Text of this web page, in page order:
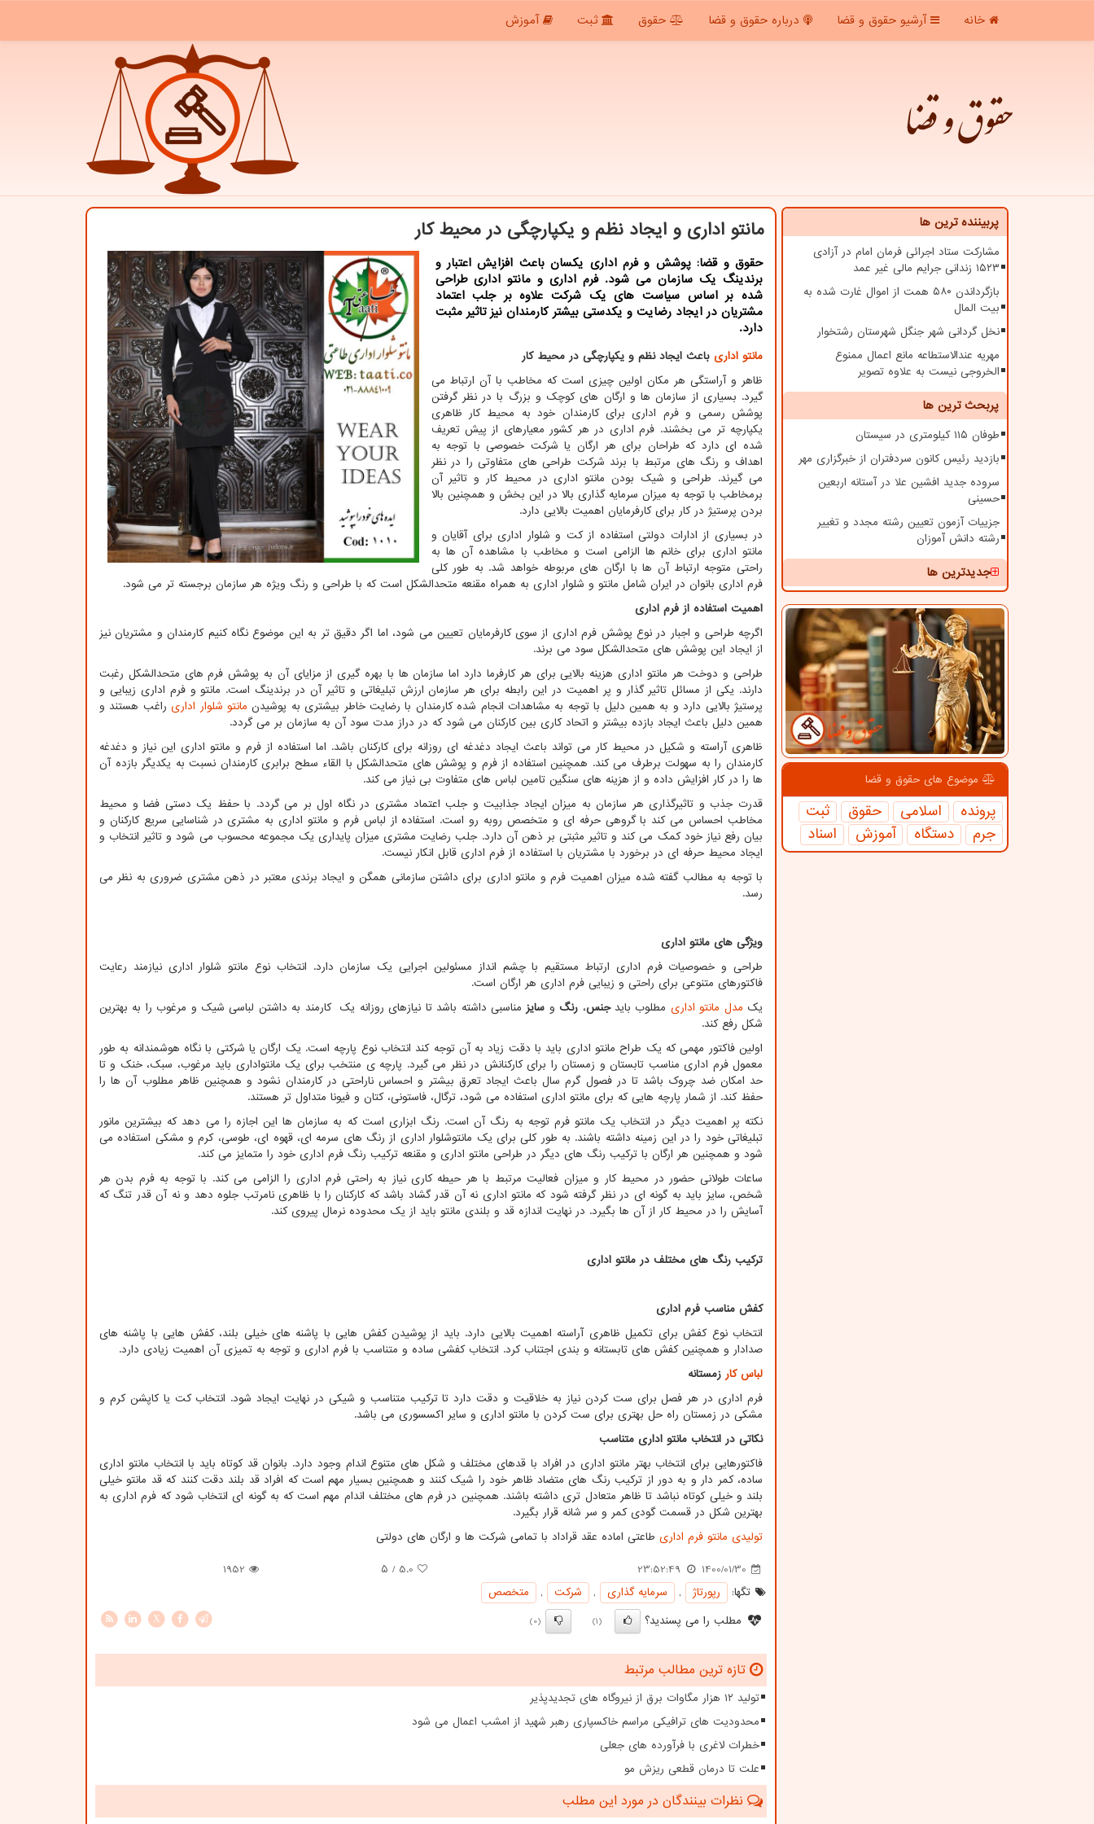
خانه آرشیو حقوق و قضا درباره حقوق و قضا حقوق ثبت آموزش
حقوق و قضا
پربیننده ترین ها
مشارکت ستاد اجرائی فرمان امام در آزادی
۱۵۲۳ زندانی جرایم مالی غیر عمد
بازگرداندن ۵۸۰ همت از اموال غارت شده به
بیت المال
نخل گردانی شهر جنگل شهرستان رشتخوار
مهریه عندالاستطاعه مانع اعمال ممنوع
الخروجی نیست به علاوه تصویر
پربحث ترین ها
طوفان ۱۱۵ کیلومتری در سیستان
بازدید رئیس کانون سردفتران از خبرگزاری مهر
سروده جدید افشین علا در آستانه اربعین
حسینی
جزییات آزمون تعیین رشته مجدد و تغییر
رشته دانش آموزان
جدیدترین ها
موضوع های حقوق و قضا
پرونده اسلامی حقوق
ثبت
جرم
دستگاه آموزش اسناد
مانتو اداری و ایجاد نظم و یكپارچگی در محیط كار
حقوق و قضا: پوشش و فرم اداری یكسان باعث افزایش اعتبار و
برندینگ یك سازمان می شود. فرم اداری و مانتو اداری طراحی
شده بر اساس سیاست های یك شركت علاوه بر جلب اعتماد
مشتریان در ایجاد رضایت و یكدستی بیشتر كارمندان نیز تاثیر مثبت
دارد.
مانتو اداری باعث ایجاد نظم و یکپارچگی در محیط کار
ظاهر و آراستگی هر مکان اولین چیزی است که مخاطب با آن ارتباط می
گیرد. بسیاری از سازمان ها و ارگان های کوچک و بزرگ با در نظر گرفتن
پوشش رسمی و فرم اداری برای کارمندان خود به محیط کار ظاهری
یکپارچه تر می بخشند. فرم اداری در هر کشور معیارهای از پیش تعریف
شده ای دارد که طراحان برای هر ارگان یا شرکت خصوصی با توجه به
اهداف و رنگ های مرتبط با برند شرکت طراحی های متفاوتی را در نظر
می گیرند. طراحی و شیک بودن مانتو اداری در محیط کار و تاثیر آن
برمخاطب با توجه به میزان سرمایه گذاری بالا در این بخش و همچنین بالا
بردن پرستیژ در کار برای کارفرمایان اهمیت بالایی دارد.
در بسیاری از ادارات دولتی استفاده از کت و شلوار اداری برای آقایان و
مانتو اداری برای خانم ها الزامی است و مخاطب با مشاهده آن ها به
راحتی متوجه ارتباط آن ها با ارگان های مربوطه خواهد شد. به طور کلی
فرم اداری بانوان در ایران شامل مانتو و شلوار اداری به همراه مقنعه متحدالشکل است که با طراحی و رنگ ویژه هر سازمان برجسته تر می شود.
اهمیت استفاده از فرم اداری
اگرچه طراحی و اجبار در نوع پوشش فرم اداری از سوی کارفرمایان تعیین می شود، اما اگر دقیق تر به این موضوع نگاه کنیم کارمندان و مشتریان نیز
از ایجاد این پوشش های متحدالشکل سود می برند.
طراحی و دوخت هر مانتو اداری هزینه بالایی برای هر کارفرما دارد اما سازمان ها با بهره گیری از مزایای آن به پوشش فرم های متحدالشکل رغبت
دارند. یکی از مسائل تاثیر گذار و پر اهمیت در این رابطه برای هر سازمان ارزش تبلیغاتی و تاثیر آن در برندینگ است. مانتو و فرم اداری زیبایی و
پرستیژ بالایی دارد و به همین دلیل با توجه به مشاهدات انجام شده کارمندان با رضایت خاطر بیشتری به پوشیدن مانتو شلوار اداریراغب هستند و
همین دلیل باعث ایجاد بازده بیشتر و اتحاد کاری بین کارکنان می شود که در دراز مدت سود آن به سازمان بر می گردد.
ظاهری آراسته و شکیل در محیط کار می تواند باعث ایجاد دغدغه ای روزانه برای کارکنان باشد. اما استفاده از فرم و مانتو اداری این نیاز و دغدغه
کارمندان را به سهولت برطرف می کند. همچنین استفاده از فرم و پوشش های متحدالشکل با القاء سطح برابری کارمندان نسبت به یکدیگر بازده آن
ها را در کار افزایش داده و از هزینه های سنگین تامین لباس های متفاوت بی نیاز می کند.
قدرت جذب و تاثیرگذاری هر سازمان به میزان ایجاد جذابیت و جلب اعتماد مشتری در نگاه اول بر می گردد. با حفظ یک دستی فضا و محیط
مخاطب احساس می کند با گروهی حرفه ای و متخصص روبه رو است. استفاده از لباس فرم و مانتو اداری به مشتری در شناسایی سریع کارکنان و
بیان رفع نیاز خود کمک می کند و تاثیر مثبتی بر ذهن آن دارد. جلب رضایت مشتری میزان پایداری یک مجموعه محسوب می شود و تاثیر انتخاب و
ایجاد محیط حرفه ای در برخورد با مشتریان با استفاده از فرم اداری قابل انکار نیست.
با توجه به مطالب گفته شده میزان اهمیت فرم و مانتو اداری برای داشتن سازمانی همگن و ایجاد برندی معتبر در ذهن مشتری ضروری به نظر می
رسد.
ویژگی های مانتو اداری
طراحی و خصوصیات فرم اداری ارتباط مستقیم با چشم انداز مسئولین اجرایی یک سازمان دارد. انتخاب نوع مانتو شلوار اداری نیازمند رعایت
فاکتورهای متنوعی برای راحتی و زیبایی فرم اداری هر ارگان است.
یک مدل مانتو اداری مطلوب بایدجنس، رنگو سایز مناسبی داشته باشد تا نیازهای روزانه یک کارمند به داشتن لباسی شیک و مرغوب را به بهترین
شکل رفع کند.
اولین فاکتور مهمی که یک طراح مانتو اداری باید با دقت زیاد به آن توجه کند انتخاب نوع پارچه است. یک ارگان یا شرکتی با نگاه هوشمندانه به طور
معمول فرم اداری مناسب تابستان و زمستان را برای کارکنانش در نظر می گیرد. پارچه ی منتخب برای یک مانتواداری باید مرغوب، سبک، خنک و تا
حد امکان ضد چروک باشد تا در فصول گرم سال باعث ایجاد تعرق بیشتر و احساس ناراحتی در کارمندان نشود و همچنین ظاهر مطلوب آن ها را
حفظ کند. از شمار پارچه هایی که برای مانتو اداری استفاده می شود، ترگال، فاستونی، کتان و فیونا متداول تر هستند.
نکته پر اهمیت دیگر در انتخاب یک مانتو فرم توجه به رنگ آن است. رنگ ابزاری است که به سازمان ها این اجازه را می دهد که بیشترین مانور
تبلیغاتی خود را در این زمینه داشته باشند. به طور کلی برای یک مانتوشلوار اداری از رنگ های سرمه ای، قهوه ای، طوسی، کرم و مشکی استفاده می
شود و همچنین هر ارگان با ترکیب رنگ های دیگر در طراحی مانتو اداری و مقنعه ترکیب رنگ فرم اداری خود را متمایز می کند.
ساعات طولانی حضور در محیط کار و میزان فعالیت مرتبط با هر حیطه کاری نیاز به راحتی فرم اداری را الزامی می کند. با توجه به فرم بدن هر
شخص، سایز باید به گونه ای در نظر گرفته شود که مانتو اداری نه آن قدر گشاد باشد که کارکنان را با ظاهری نامرتب جلوه دهد و نه آن قدر تنگ که
آسایش را در محیط کار از آن ها بگیرد. در نهایت اندازه قد و بلندی مانتو باید از یک محدوده نرمال پیروی کند.
ترکیب رنگ های مختلف در مانتو اداری
کفش مناسب فرم اداری
انتخاب نوع کفش برای تکمیل ظاهری آراسته اهمیت بالایی دارد. باید از پوشیدن کفش هایی با پاشنه های خیلی بلند، کفش هایی با پاشنه های
صدادار و همچنین کفش های تابستانه و بندی اجتناب کرد. انتخاب کفشی ساده و متناسب با فرم اداری و توجه به تمیزی آن اهمیت زیادی دارد.
لباس کار زمستانه
فرم اداری در هر فصل برای ست کردن نیاز به خلاقیت و دقت دارد تا ترکیب متناسب و شیکی در نهایت ایجاد شود. انتخاب کت یا کاپشن کرم و
مشکی در زمستان راه حل بهتری برای ست کردن با مانتو اداری و سایر اکسسوری می باشد.
نکاتی در انتخاب مانتو اداری متناسب
فاکتورهایی برای انتخاب بهتر مانتو اداری در افراد با قدهای مختلف و شکل های متنوع اندام وجود دارد. بانوان قد کوتاه باید با انتخاب مانتو اداری
ساده، کمر دار و به دور از ترکیب رنگ های متضاد ظاهر خود را شیک کنند و همچنین بسیار مهم است که افراد قد بلند دقت کنند که قد مانتو خیلی
بلند و خیلی کوتاه نباشد تا ظاهر متعادل تری داشته باشند. همچنین در فرم های مختلف اندام مهم است که به گونه ای انتخاب شود که فرم اداری به
بهترین شکل در قسمت گودی کمر و سر شانه قرار بگیرد.
تولیدی مانتو فرم اداری طاعتی اماده عقد قراداد با تمامی شرکت ها و ارگان های دولتی
1400/01/30
23:52:49
5.0 / ۵
1952
تگها:
رپورتاژ , سرمایه گذاری , شركت ,
متخصص
مطلب را می پسندید؟
(1)
(0)
X
تازه ترین مطالب مرتبط
تولید ۱۲ هزار مگاوات برق از نیروگاه های تجدیدپذیر
محدودیت های ترافیکی مراسم خاکسپاری رهبر شهید از امشب اعمال می شود
خطرات لاغری با فرآورده های جعلی
علت تا درمان قطعی ریزش مو
نظرات بینندگان در مورد این مطلب